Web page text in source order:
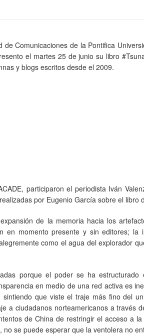
Comunicaciones de la Pontifica
el martes 25 de junio su libro
y blogs escritos desde el 2009.
participaron el periodista Iván
por Eugenio García sobre el libro
de la memoria hacia los
en momento presente y sin editores; la
como el agua del explorador
porque el poder se ha
en medio de una red activa es
que viste el traje más fino del
a ciudadanos norteamericanos a través
de China de restringir el acceso a
se puede esperar que la ventolera no